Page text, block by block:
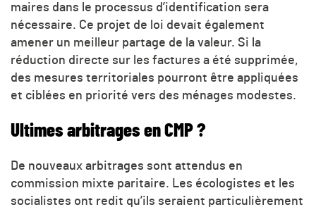
maires dans le processus d’identification sera
nécessaire. Ce projet de loi devait également
amener un meilleur partage de la valeur. Si la
réduction directe sur les factures a été supprimée,
des mesures territoriales pourront être appliquées
et ciblées en priorité vers des ménages modestes.
Ultimes arbitrages en CMP ?
De nouveaux arbitrages sont attendus en
commission mixte paritaire. Les écologistes et les
socialistes ont redit qu’ils seraient particulièrement